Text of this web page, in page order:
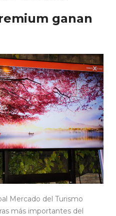
ganan
Mercado del Turismo
más importantes del